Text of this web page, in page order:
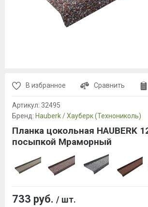
В избранное Сравнить
Артикул: 32495
Бренд: Hauberk / Хауберк (Технониколь)
Планка цокольная HAUBERK
посыпкой Мраморный
733 руб. / шт.